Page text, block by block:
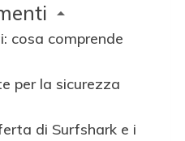
cosa comprende
per la sicurezza
di Surfshark e i